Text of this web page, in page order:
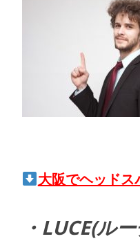
大阪でヘッド
・LUCE(ル